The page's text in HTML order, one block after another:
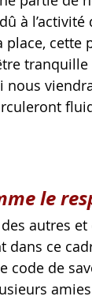
à
cette
le
autres
ce
code de